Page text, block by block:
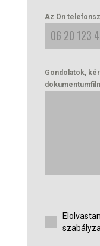
Az Ön
Gondolatok,